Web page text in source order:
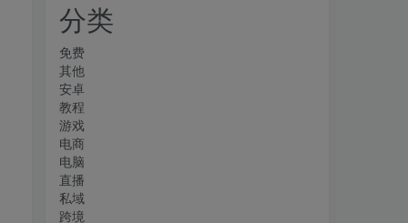
分类
免费
其他
安卓
教程
游戏
电商
电脑
直播
私域
跨境